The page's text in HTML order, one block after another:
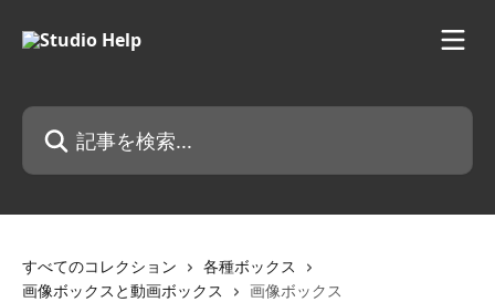
記事を検索...
すべてのコレクション
各種ボックス
画像ボックスと動画ボックス
画像ボックス